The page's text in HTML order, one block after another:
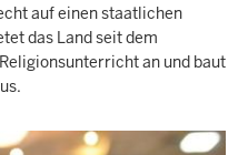
auf einen staatlichen
das Land seit dem
an und baut